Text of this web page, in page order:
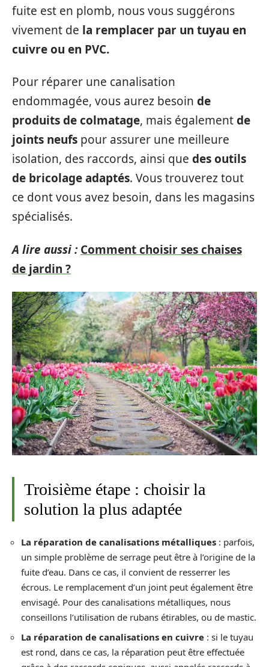
fuite est en plomb, nous vous suggérons
vivement de la remplacer par un tuyau en
cuivre ou en PVC.
Pour réparer une canalisation
endommagée, vous aurez besoin de
produits de colmatage, mais égalementde
joints neufs pour assurer une meilleure
isolation, des raccords, ainsi que des outils
de bricolage adaptés. Vous trouverez tout
ce dont vous avez besoin, dans les magasins
spécialisés.
A lire aussi : Comment choisir ses chaises
de jardin ?
Troisième étape : choisir la
solution la plus adaptée
La réparation de canalisations métalliques : parfois,
un simple problème de serrage peut être à l’origine de la
fuite d’eau. Dans ce cas, il convient de resserrer les
écrous. Le remplacement d’un joint peut également être
envisagé. Pour des canalisations métalliques, nous
conseillons l’utilisation de rubans étirables, ou de mastic.
La réparation de canalisations en cuivre : si le tuyau
est rond, dans ce cas, la réparation peut être effectuée